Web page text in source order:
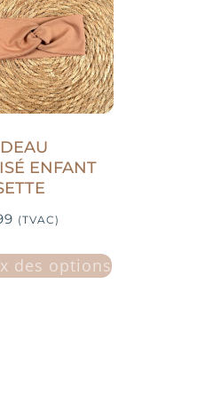
ENFANT
(TVAC)
des options